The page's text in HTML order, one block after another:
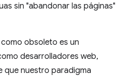
sin "abandonar las páginas"
como obsoleto es un
desarrolladores web,
que nuestro paradigma